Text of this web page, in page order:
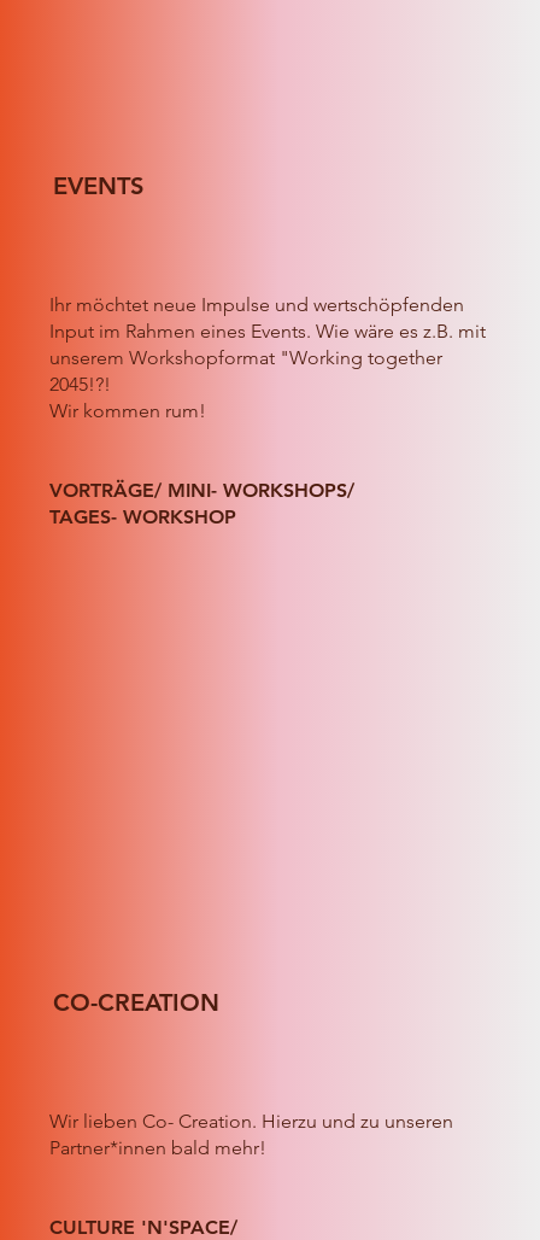
EVENTS
Ihr möchtet neue Impulse und wertschöpfenden
Input im Rahmen eines Events. Wie wäre es z.B. mit
unserem Workshopformat "Working together
2045!?!
Wir kommen rum!
VORTRÄGE/ MINI- WORKSHOPS/
TAGES- WORKSHOP
CO-CREATION
Wir lieben Co- Creation. Hierzu und zu unseren
Partner*innen bald mehr!
CULTURE 'N'SPACE/